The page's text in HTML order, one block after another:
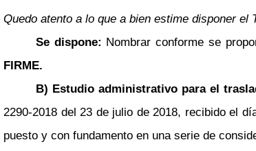
Quedo atento a lo que a bien estime disponer el
Se dispone: Nombrar conforme se
FIRME.
B) Estudio administrativo para el
2290-2018 del 23 de julio de 2018, recibido el
puesto y con fundamento en una serie de